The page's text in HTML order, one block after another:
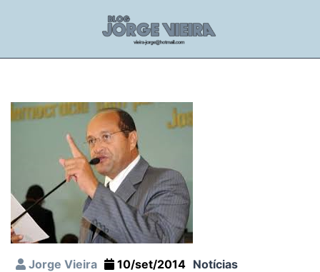
Jorge Vieira 10/set/2014 Notícias